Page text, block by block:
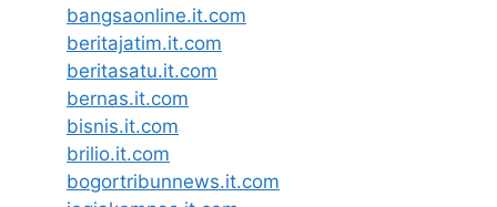
bangsaonline.it.com
beritajatim.it.com
beritasatu.it.com
bernas.it.com
bisnis.it.com
brilio.it.com
bogortribunnews.it.com